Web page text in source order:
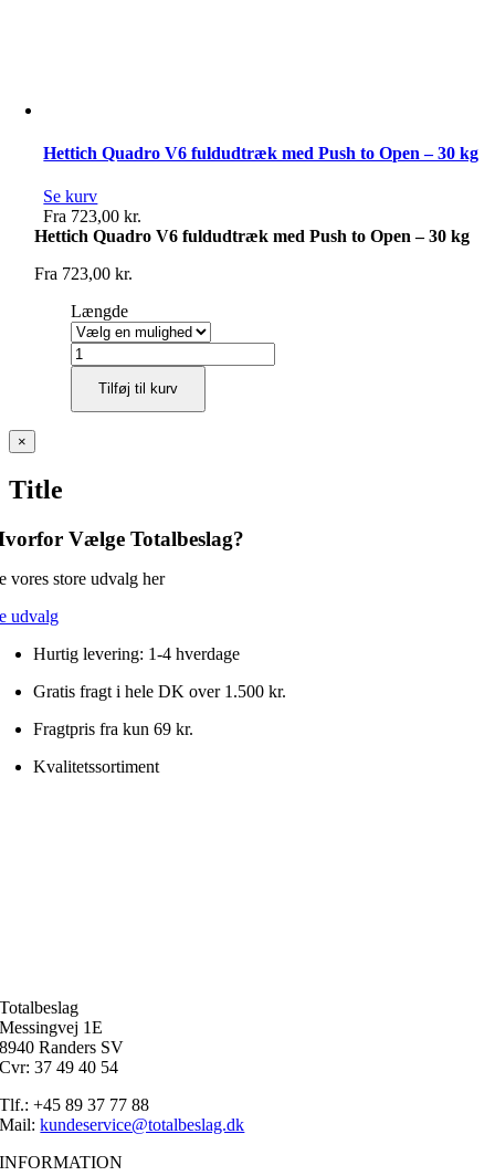
Hettich Quadro V6 fuldudtræk med Push to Open – 30 kg
Se kurv
Fra 723,00kr.
Hettich Quadro V6 fuldudtræk med Push to Open – 30 kg
Fra 723,00kr.
Længde
Hettich
Quadro
fuldudtræk
30
kg
Tilføj til kurv
Close
product
view
×
Title
Vælge Totalbeslag?
vores store udvalg her
udvalg
Hurtig levering: 1-4 hverdage
Gratis fragt i hele DK over 1.500 kr.
Fragtpris fra kun 69 kr.
Kvalitetssortiment
Totalbeslag
Messingvej 1E
8940 Randers SV
Cvr: 37 49 40 54
Tlf.: +45 89 37 77 88
Mail:kundeservice@totalbeslag.dk
INFORMATION